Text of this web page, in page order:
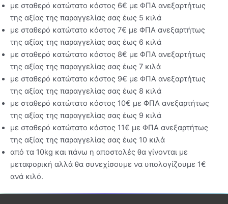
με σταθερό κατώτατο κόστος 6€ με ΦΠΑ ανεξαρτήτως
της αξίας της παραγγελίας σας έως 5 κιλά
με σταθερό κατώτατο κόστος 7€ με ΦΠΑ ανεξαρτήτως
της αξίας της παραγγελίας σας έως 6 κιλά
με σταθερό κατώτατο κόστος 8€ με ΦΠΑ ανεξαρτήτως
της αξίας της παραγγελίας σας έως 7 κιλά
με σταθερό κατώτατο κόστος 9€ με ΦΠΑ ανεξαρτήτως
της αξίας της παραγγελίας σας έως 8 κιλά
με σταθερό κατώτατο κόστος 10€ με ΦΠΑ ανεξαρτήτως
της αξίας της παραγγελίας σας έως 9 κιλά
με σταθερό κατώτατο κόστος 11€ με ΦΠΑ ανεξαρτήτως
της αξίας της παραγγελίας σας έως 10 κιλά
από τα 10kg και πάνω η αποστολές θα γίνονται με
μεταφορική αλλά θα συνεχίσουμε να υπολογίζουμε 1€
ανά κιλό.